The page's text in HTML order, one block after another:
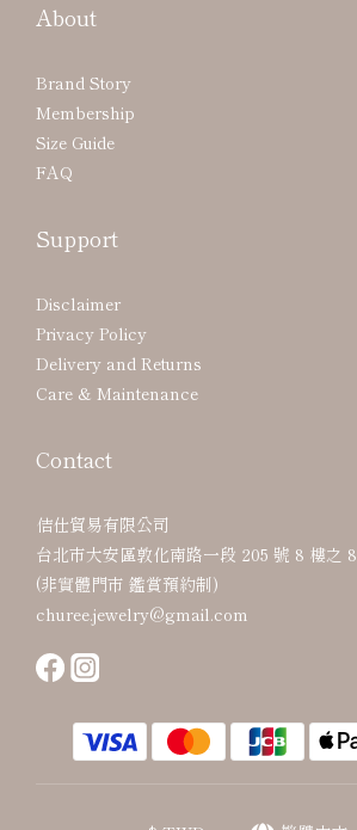
About
Brand Story
Membership
Size Guide
FAQ
Support
Disclaimer
Privacy Policy
Delivery and Returns
Care & Maintenance
Contact
佶仕貿易有限公司
台北市大安區敦化南路一段 205 號 8 樓之 8
(非實體門市 鑑賞預約制)
churee.jewelry@gmail.com